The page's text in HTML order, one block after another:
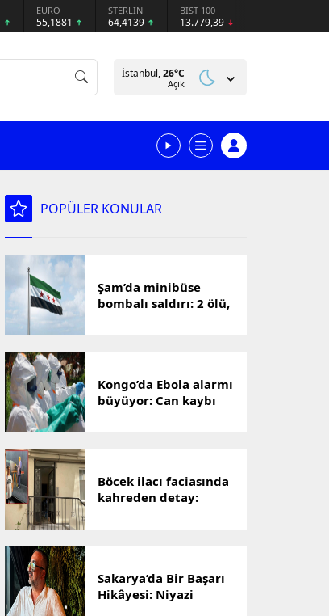
EURO
55,1881
STERLİN
64,4139
BIST 100
13.779,39
İstanbul,26°C
Açık
POPÜLER KONULAR
Şam’da minibüse
bombalı saldırı: 2 ölü,
Kongo’da Ebola alarmı
büyüyor: Can kaybı
Böcek ilacı faciasında
kahreden detay:
Sakarya’da Bir Başarı
Hikâyesi: Niyazi